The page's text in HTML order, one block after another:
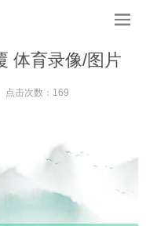
体育录像/图片
击次数：169